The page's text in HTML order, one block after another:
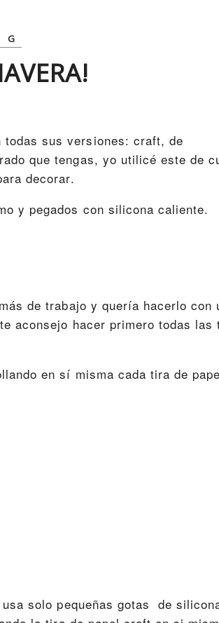
todas sus versiones: craft, de
que tengas, yo utilicé este de
decorar.
y pegados con silicona caliente.
de trabajo y quería hacerlo con
aconsejo hacer primero todas las
en sí misma cada tira de
solo pequeñas gotas de